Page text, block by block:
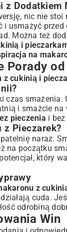
z Dodatkiem
nic nie
usmażyć przed
Można też
i
na
Porady
z cukinią i
czas
i smażcie na
pieczenia i
z Pieczarek?
naraz.
na początku
który
z
cuda.
odrobiną
Win